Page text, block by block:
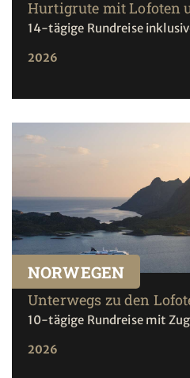
Hurtigrute mit Lofoten
14-tägige Rundreise
2026
NORWEGEN
Unterwegs zu den
10-tägige Rundreise mit
2026